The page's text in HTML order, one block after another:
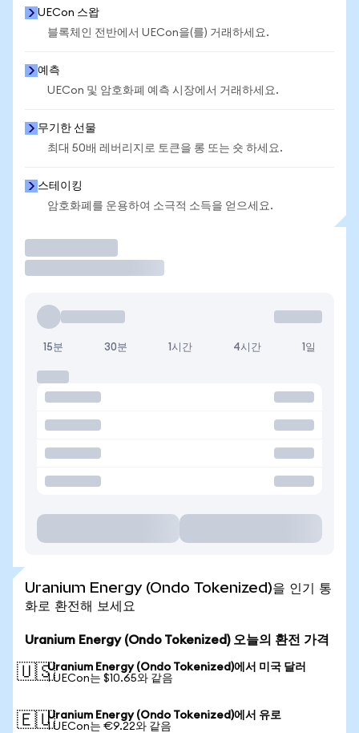
UECon 스왑
블록체인 전반에서 UECon을(를) 거래하세요.
예측
UECon 및 암호화폐 예측 시장에서 거래하세요.
무기한 선물
최대 50배 레버리지로 토큰을 롱 또는 숏 하세요.
스테이킹
암호화폐를 운용하여 소극적 소득을 얻으세요.
15분 30분 1시간 4시간 1일
Uranium Energy (Ondo Tokenized)을 인기 통
화로 환전해 보세요
Uranium Energy (Ondo Tokenized) 오늘의 환전 가격
🇺🇸Uranium Energy (Ondo Tokenized)에서 미국 달러
1 UECon는 $10.65와 같음
🇪🇺Uranium Energy (Ondo Tokenized)에서 유로
1 UECon는 €9.22와 같음